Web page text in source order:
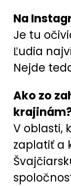
Na
Je tu
Ľudia
Nejde
Ako zo
V oblasti,
zaplatiť a